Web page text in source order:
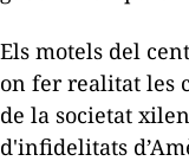
Els motels del
on fer realitat les
de la societat
d'infidelitats